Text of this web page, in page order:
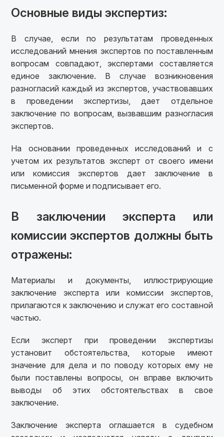
Основные виды экспертиз:
В случае, если по результатам проведенных
исследований мнения экспертов по поставленным
вопросам совпадают, экспертами составляется
единое заключение. В случае возникновения
разногласий каждый из экспертов, участвовавших
в проведении экспертизы, дает отдельное
заключение по вопросам, вызвавшим разногласия
экспертов.
На основании проведенных исследований и с
учетом их результатов эксперт от своего имени
или комиссия экспертов дает заключение в
письменной форме и подписывает его.
В заключении эксперта или
комиссии экспертов должны быть
отражены:
Материалы и документы, иллюстрирующие
заключение эксперта или комиссии экспертов,
прилагаются к заключению и служат его составной
частью.
Если эксперт при проведении экспертизы
установит обстоятельства, которые имеют
значение для дела и по поводу которых ему не
были поставлены вопросы, он вправе включить
выводы об этих обстоятельствах в свое
заключение.
Заключение эксперта оглашается в судебном